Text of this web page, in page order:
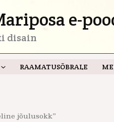
e-
disain
RAAMATUSÕBRALE
jõulusokk”